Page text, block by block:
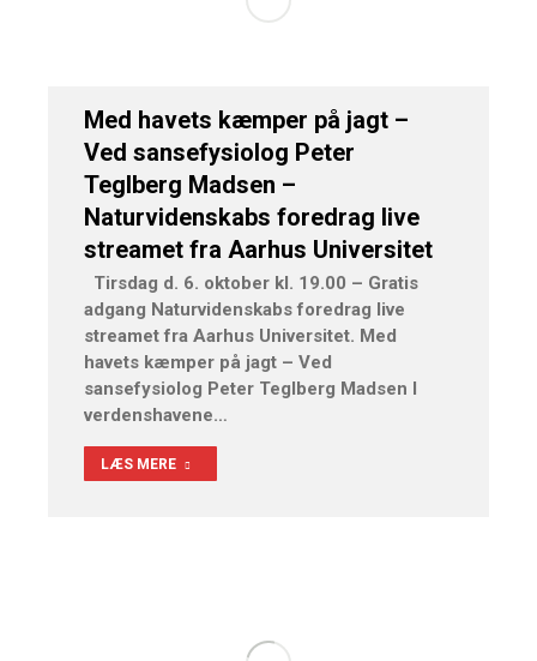
Med havets kæmper på jagt –
Ved sansefysiolog Peter
Teglberg Madsen –
Naturvidenskabs foredrag live
streamet fra Aarhus Universitet
Tirsdag d. 6. oktober kl. 19.00 – Gratis
adgang Naturvidenskabs foredrag live
streamet fra Aarhus Universitet. Med
havets kæmper på jagt – Ved
sansefysiolog Peter Teglberg Madsen I
verdenshavene…
LÆS MERE